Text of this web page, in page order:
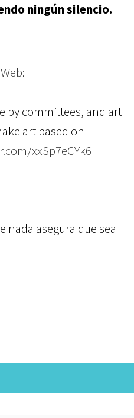
ningún silencio.
:
by committees, and art
art based on
xxSp7eCYk6
nada asegura que sea